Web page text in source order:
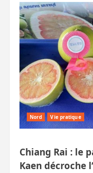
Crash
mortel
d’un
avion
de
chasse
de
l’armée
de
l’air
thaïlandaise
à
Chiang
Mai
Nord Vie pratique
Chiang Rai : le
Kaen décroche